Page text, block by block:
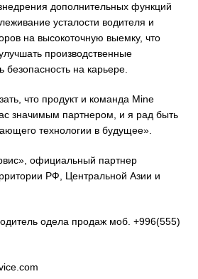
дополнительных функций
усталости водителя и
на высокоточную выемку, что
производственные
безопасность на карьере.
что продукт и команда Mine
значимым партнером, и я рад быть
технологии в будущее».
официальный партнер
РФ, Центральной Азии и
одела продаж моб. +996(555)